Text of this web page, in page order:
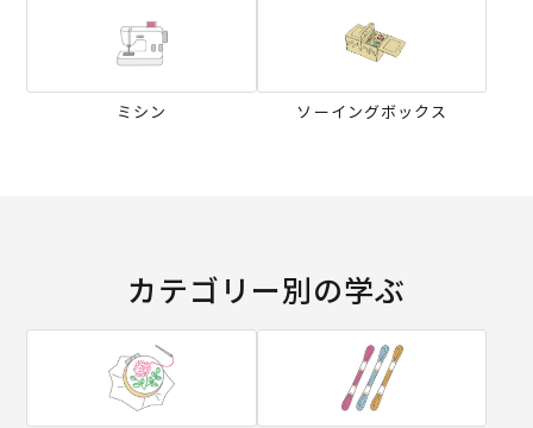
ミシン ソーイングボックス
カテゴリー別の学ぶ